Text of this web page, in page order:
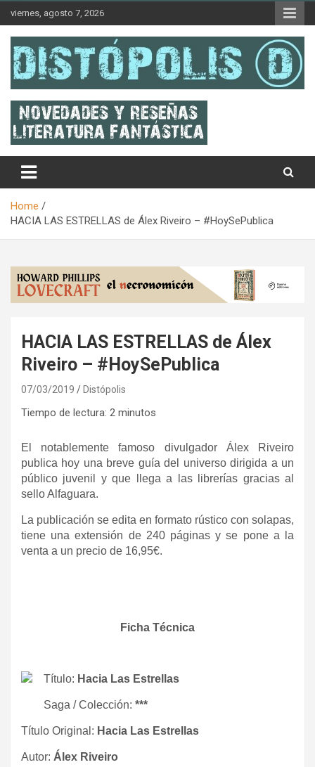
content
viernes, agosto 7, 2026
Distópolis
Home
HACIA LAS ESTRELLAS de Álex Riveiro – #HoySePublica
HACIA LAS ESTRELLAS de Álex
Riveiro – #HoySePublica
07/03/2019 Distópolis
Tiempo de lectura: 2 minutos
El notablemente famoso divulgador Álex Riveiro
publica hoy una breve guía del universo dirigida a un
público juvenil y que llega a las librerías gracias al
sello Alfaguara.
La publicación se edita en formato rústico con solapas,
tiene una extensión de 240 páginas y se pone a la
venta a un precio de 16,95€.
Ficha Técnica
Título: Hacia Las Estrellas
Saga / Colección: ***
Título Original: Hacia Las Estrellas
Autor: Álex Riveiro